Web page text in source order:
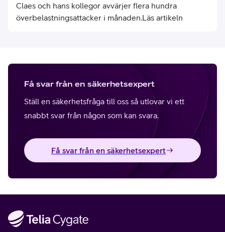
Claes och hans kollegor avvärjer flera hundra
överbelastningsattacker i månaden.Läs artikeln
Få svar från en säkerhetsexpert
Ställ en säkerhetsfråga till oss så utlovar vi ett
snabbt svar från någon som kan svara.
Få svar från en säkerhetsexpert